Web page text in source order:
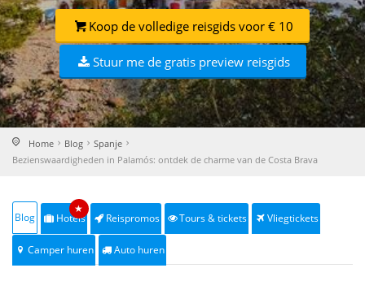
Koop de volledige reisgids voor € 10
Stuur me de gratis preview reisgids
Home Blog
Spanje
Bezienswaardigheden in Palamós: ontdek de charme van de Costa Brava
Blog Hotels
★
Reispromos Tours & tickets Vliegtickets
Camper huren Auto huren